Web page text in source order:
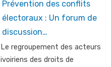
Prévention des conflits
électoraux : Un forum de
discussion…
Le regroupement des acteurs
ivoiriens des droits de